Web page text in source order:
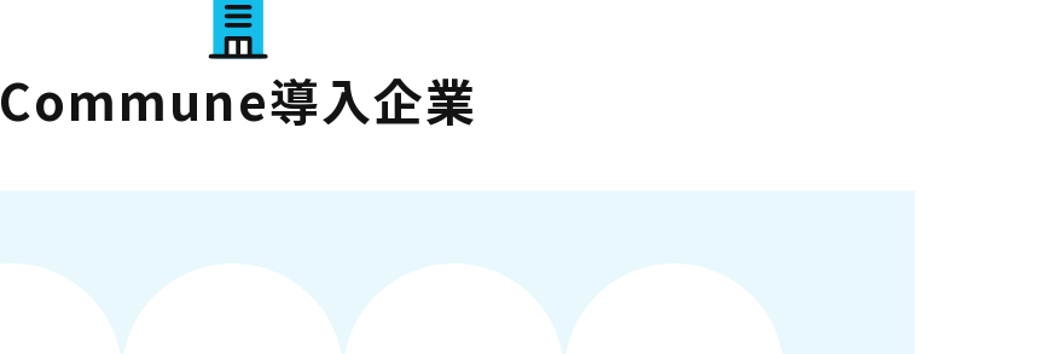
Commune導入企業